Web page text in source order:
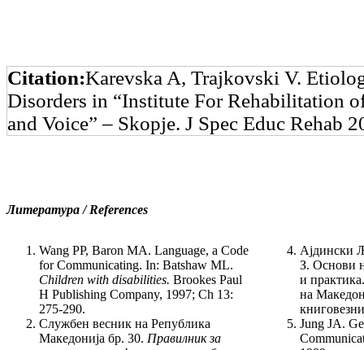
Citation:Karevska A, Trajkovski V.
Disorders in “Institute For Rehabilitation
and Voice” – Skopje. J Spec Educ Rehab
Литература / References
Wang PP, Baron MA. Language, a Code
for Communicating. In: Batshaw ML.
Children with disabilities. Brookes Paul
H Publishing Company, 1997; Ch 13:
275-290.
Службен весник на Република
Македонија бр. 30. Правилник за
Ајдински
З. Основи
и
на
Jung JA.